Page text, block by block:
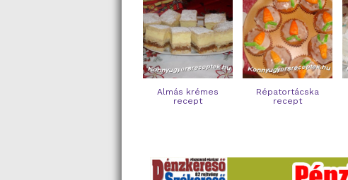
Almás krémes
recept
Répatortácska
recept